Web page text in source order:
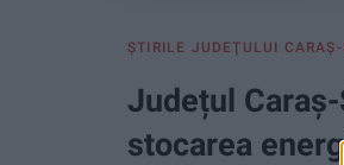
ŞTIRILE JUDEŢULUI CARAŞ-
Județul
stocarea